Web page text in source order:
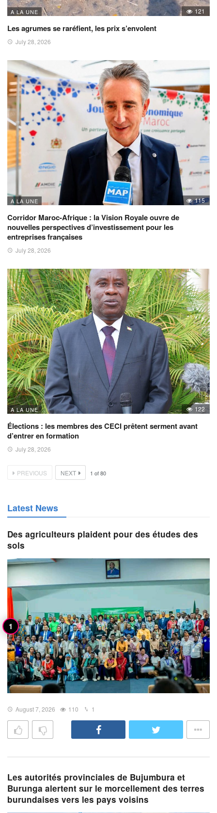
A LA UNE 121
Les agrumes se raréfient, les prix s’envolent
July 28, 2026
A LA UNE 115
Corridor Maroc-Afrique : la Vision Royale ouvre de
nouvelles perspectives d’investissement pour les
entreprises françaises
July 28, 2026
A LA UNE 122
Élections : les membres des CECI prêtent serment avant
d’entrer en formation
July 28, 2026
PREVIOUS NEXT 1 of80
Latest News
Des agriculteurs plaident pour des études des
sols
August 7, 2026 110 1
Les autorités provinciales de Bujumbura et
Burunga alertent sur le morcellement des terres
burundaises vers les pays voisins